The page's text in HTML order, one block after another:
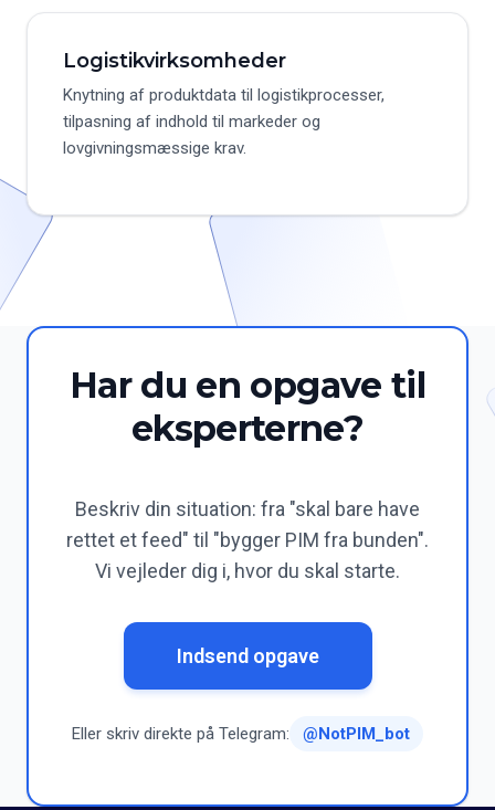
Logistikvirksomheder
Knytning af produktdata til logistikprocesser,
tilpasning af indhold til markeder og
lovgivningsmæssige krav.
Har du en opgave til
eksperterne?
Beskriv din situation: fra "skal bare have
rettet et feed" til "bygger PIM fra bunden".
Vi vejleder dig i, hvor du skal starte.
Indsend opgave
Eller skriv direkte på Telegram: @NotPIM_bot